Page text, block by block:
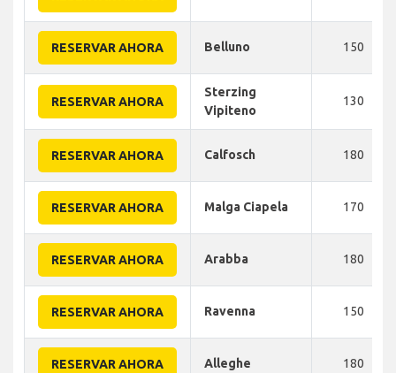
RESERVAR AHORA Belluno 150
RESERVAR AHORA
Sterzing
Vipiteno
130
RESERVAR AHORA Calfosch 180
RESERVAR AHORA Malga Ciapela 170
RESERVAR AHORA Arabba 180
RESERVAR AHORA Ravenna 150
RESERVAR AHORA Alleghe 180